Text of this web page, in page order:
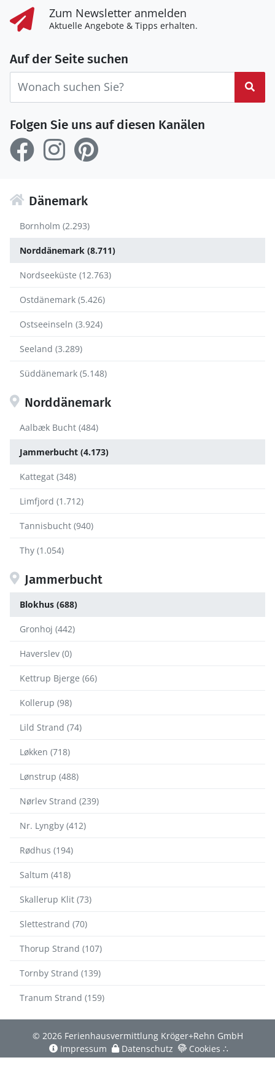
Zum Newsletter anmelden
Aktuelle Angebote & Tipps erhalten.
Auf der Seite suchen
Folgen Sie uns auf diesen Kanälen
Dänemark
Bornholm (2.293)
Norddänemark (8.711)
Nordseeküste (12.763)
Ostdänemark (5.426)
Ostseeinseln (3.924)
Seeland (3.289)
Süddänemark (5.148)
Norddänemark
Aalbæk Bucht (484)
Jammerbucht (4.173)
Kattegat (348)
Limfjord (1.712)
Tannisbucht (940)
Thy (1.054)
Jammerbucht
Blokhus (688)
Gronhoj (442)
Haverslev (0)
Kettrup Bjerge (66)
Kollerup (98)
Lild Strand (74)
Løkken (718)
Lønstrup (488)
Nørlev Strand (239)
Nr. Lyngby (412)
Rødhus (194)
Saltum (418)
Skallerup Klit (73)
Slettestrand (70)
Thorup Strand (107)
Tornby Strand (139)
Tranum Strand (159)
© 2026 Ferienhausvermittlung Kröger+Rehn GmbH
Impressum
Datenschutz Cookies ∴